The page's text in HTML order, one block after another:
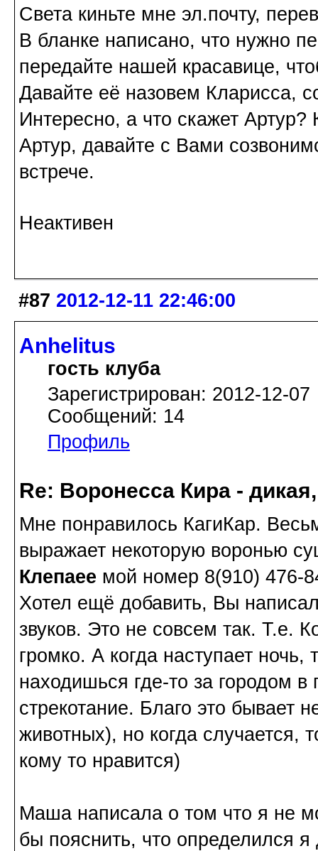
Света киньте мне эл.почту,
В бланке написано, что нужно
передайте нашей красавице,
Давайте её назовем Кларисса,
Интересно, а что скажет
Артур, давайте с Вами
встрече.
Неактивен
#87 2012-12-11 22:46:00
Anhelitus
гость клуба
Зарегистрирован: 2012-12-07
Сообщений: 14
Профиль
Re: Воронесса Кира -
Мне понравилось КагиКар.
выражает некоторую воронью
Клепаee мой номер 8(910) 476-
Хотел ещё добавить, Вы
звуков. Это не совсем так. Т.е.
громко. А когда наступает ночь,
находишься где-то за городом
стрекотание. Благо это бывает
животных), но когда случается,
кому то нравится)
Маша написала о том что я не
бы пояснить, что определился